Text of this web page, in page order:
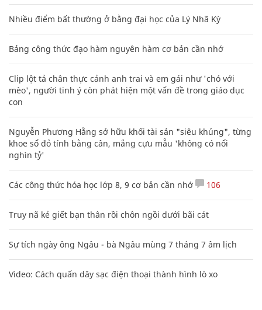
Nhiều điểm bất thường ở bằng đại học của Lý Nhã Kỳ
Bảng công thức đạo hàm nguyên hàm cơ bản cần nhớ
Clip lột tả chân thực cảnh anh trai và em gái như 'chó với
mèo', người tinh ý còn phát hiện một vấn đề trong giáo dục
con
Nguyễn Phương Hằng sở hữu khối tài sản "siêu khủng", từng
khoe sổ đỏ tính bằng cân, mắng cựu mẫu 'không có nổi
nghìn tỷ'
Các công thức hóa học lớp 8, 9 cơ bản cần nhớ 106
Truy nã kẻ giết bạn thân rồi chôn ngồi dưới bãi cát
Sự tích ngày ông Ngâu - bà Ngâu mùng 7 tháng 7 âm lịch
Video: Cách quấn dây sạc điện thoại thành hình lò xo